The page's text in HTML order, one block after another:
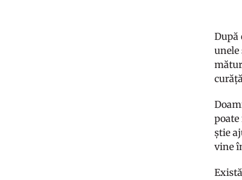
După
unele
poate
știe
vine